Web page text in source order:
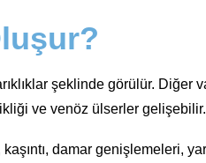
şeklinde görülür. Diğer
ve venöz ülserler gelişebilir.
damar genişlemeleri,